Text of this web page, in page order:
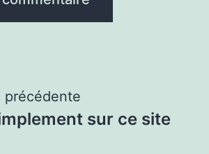
précédente
sur ce site